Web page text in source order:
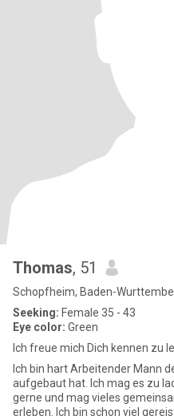
Thomas, 51
Schopfheim, Baden-
Seeking: Female 35 - 43
Eye color: Green
Ich freue mich Dich kennen zu
Ich bin hart Arbeitender Mann
aufgebaut hat. Ich mag es zu
gerne und mag vieles
erleben. Ich bin schon viel